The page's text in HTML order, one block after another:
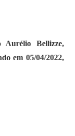
Bellizze,
em 05/04/2022,